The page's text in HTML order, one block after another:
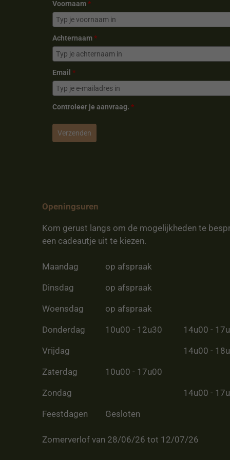
Voornaam*
Achternaam*
Email *
Controleer je aanvraag. *
Verzenden
Openingsuren
Kom gerust langs om de mogelijkheden te
een cadeautje uit te kiezen.
Maandag op afspraak
Dinsdag op afspraak
Woensdag op afspraak
Donderdag 10u00 - 12u30 14u00 -
Vrijdag 14u00 -
Zaterdag 10u00 - 17u00
Zondag 14u00 -
Feestdagen Gesloten
Zomerverlof van 28/06/26 tot 12/07/26